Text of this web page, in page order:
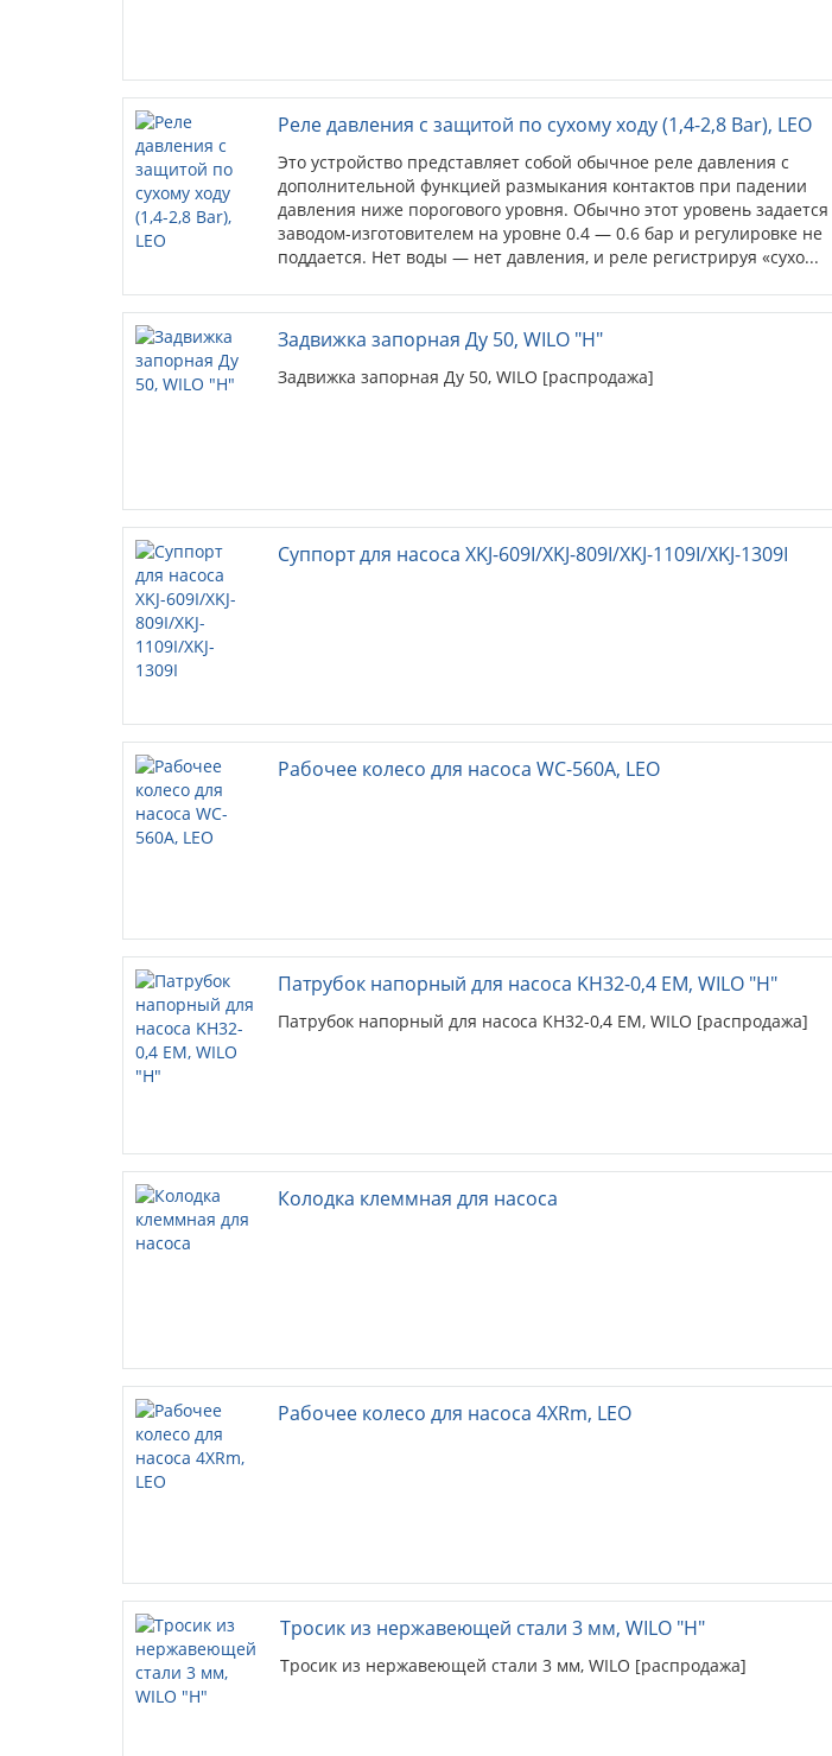
Реле давления с защитой по сухому ходу (1,4-2,8 Вar), LEO
Это устройство представляет собой обычное реле давления с
дополнительной функцией размыкания контактов при падении
давления ниже порогового уровня. Обычно этот уровень задается
заводом-изготовителем на уровне 0.4 — 0.6 бар и регулировке не
поддается. Нет воды — нет давления, и реле регистрируя «сухо...
Задвижка запорная Ду 50, WILO "Н"
Задвижка запорная Ду 50, WILO [распродажа]
Суппорт для насоса XKJ-609I/XKJ-809I/XKJ-1109I/XKJ-1309I
Рабочее колесо для насоса WC-560A, LEO
Патрубок напорный для насоса KH32-0,4 EM, WILO "Н"
Патрубок напорный для насоса KH32-0,4 EM, WILO [распродажа]
Колодка клеммная для насоса
Рабочее колесо для насоса 4XRm, LEO
Тросик из нержавеющей стали 3 мм, WILO "Н"
Тросик из нержавеющей стали 3 мм, WILO [распродажа]